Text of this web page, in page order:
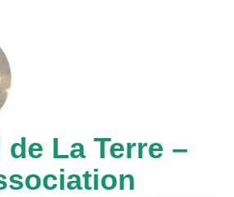
de La Terre –